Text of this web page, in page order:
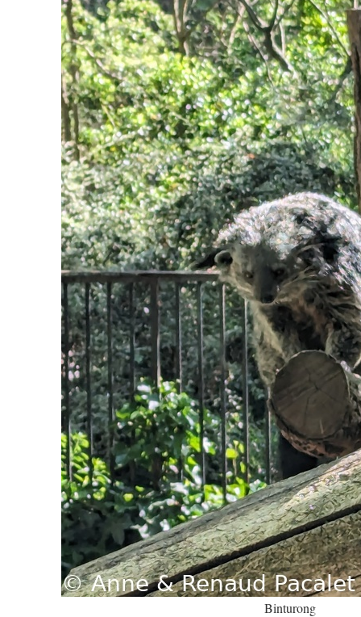
Binturong